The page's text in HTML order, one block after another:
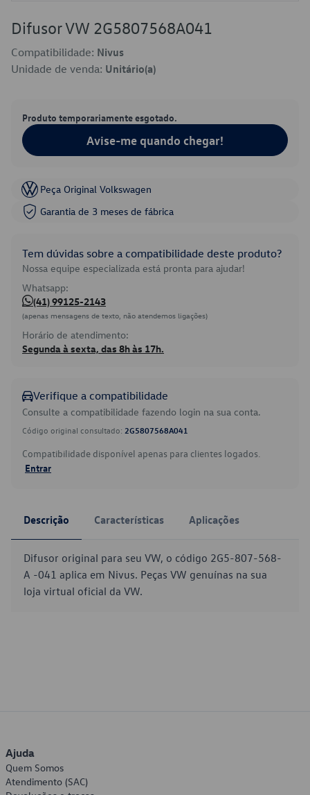
Difusor VW 2G5807568A041
Compatibilidade: Nivus
Unidade de venda: Unitário(a)
Produto temporariamente esgotado.
Avise-me quando chegar!
Peça Original Volkswagen
Garantia de 3 meses de fábrica
Tem dúvidas sobre a compatibilidade deste produto?
Nossa equipe especializada está pronta para ajudar!
Whatsapp:
(41) 99125-2143
(apenas mensagens de texto, não atendemos ligações)
Horário de atendimento:
Segunda à sexta, das 8h às 17h.
Verifique a compatibilidade
Consulte a compatibilidade fazendo login na sua conta.
Código original consultado: 2G5807568A041
Compatibilidade disponível apenas para clientes logados.
Entrar
Descrição Características Aplicações
Difusor original para seu VW, o código 2G5-807-568-
A -041 aplica em Nivus. Peças VW genuínas na sua
loja virtual oficial da VW.
Ajuda
Quem Somos
Atendimento (SAC)